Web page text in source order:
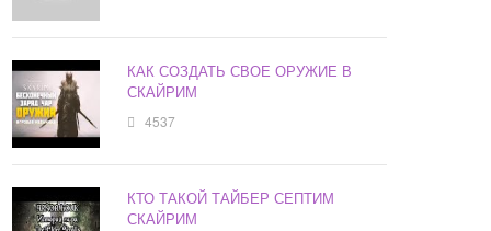
КАК СОЗДАТЬ СВОЕ ОРУЖИЕ В
СКАЙРИМ
4537
КТО ТАКОЙ ТАЙБЕР СЕПТИМ
СКАЙРИМ